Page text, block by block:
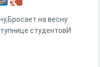
на весну
студентовИ